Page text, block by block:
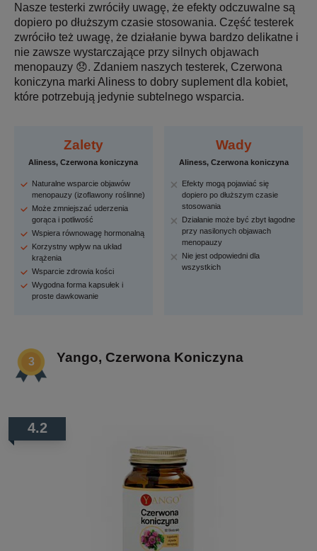
Nasze testerki zwróciły uwagę, że efekty odczuwalne są
dopiero po dłuższym czasie stosowania. Część testerek
zwróciło też uwagę, że działanie bywa bardzo delikatne i
nie zawsze wystarczające przy silnych objawach
menopauzy 😞. Zdaniem naszych testerek, Czerwona
koniczyna marki Aliness to dobry suplement dla kobiet,
które potrzebują jedynie subtelnego wsparcia.
Zalety
Aliness, Czerwona koniczyna
Naturalne wsparcie objawów
menopauzy (izoflawony roślinne)
Może zmniejszać uderzenia
gorąca i potliwość
Wspiera równowagę hormonalną
Korzystny wpływ na układ
krążenia
Wsparcie zdrowia kości
Wygodna forma kapsułek i
proste dawkowanie
Wady
Aliness, Czerwona koniczyna
Efekty mogą pojawiać się
dopiero po dłuższym czasie
stosowania
Działanie może być zbyt łagodne
przy nasilonych objawach
menopauzy
Nie jest odpowiedni dla
wszystkich
Yango, Czerwona Koniczyna
4.2